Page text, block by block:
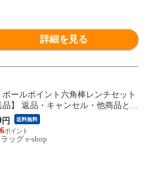
詳細を見る
ボールポイント六角棒レンチセット
品】 返品・キャンセル・他商品と同
は不可
円 送料無料
ッグ e-shop